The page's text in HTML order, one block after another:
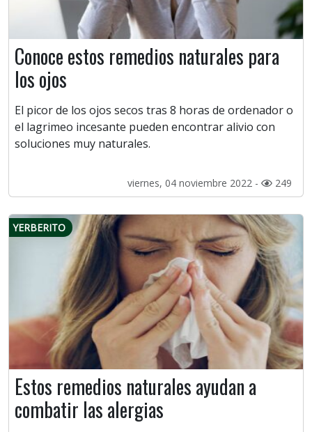
Conoce estos remedios naturales para
los ojos
El picor de los ojos secos tras 8 horas de ordenador o
el lagrimeo incesante pueden encontrar alivio con
soluciones muy naturales.
viernes, 04 noviembre 2022 - 249
YERBERITO
Estos remedios naturales ayudan a
combatir las alergias